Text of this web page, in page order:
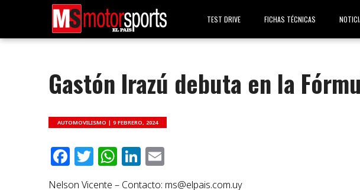
TEST DRIVE FICHAS TÉCNICAS
Gastón Irazú debuta en la
AUTOMOVILISMO |9 FEBRERO, 2024
Facebook
Twitter
WhatsApp
LinkedIn
Nelson Vicente – Contacto: ms@elpais.com.uy